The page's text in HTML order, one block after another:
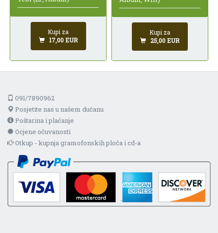
Kupi za
17,00 EUR
Kupi za
25,00 EUR
091/7890962
Posjetite nas u našem dućanu
Poštarina i plaćanje
Ocjene očuvanosti
Otkup - kupnja gramofonskih ploča i cd-a